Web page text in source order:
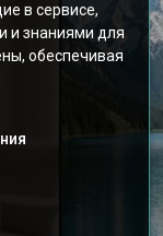
в сервисе,
и знаниями для
обеспечивая